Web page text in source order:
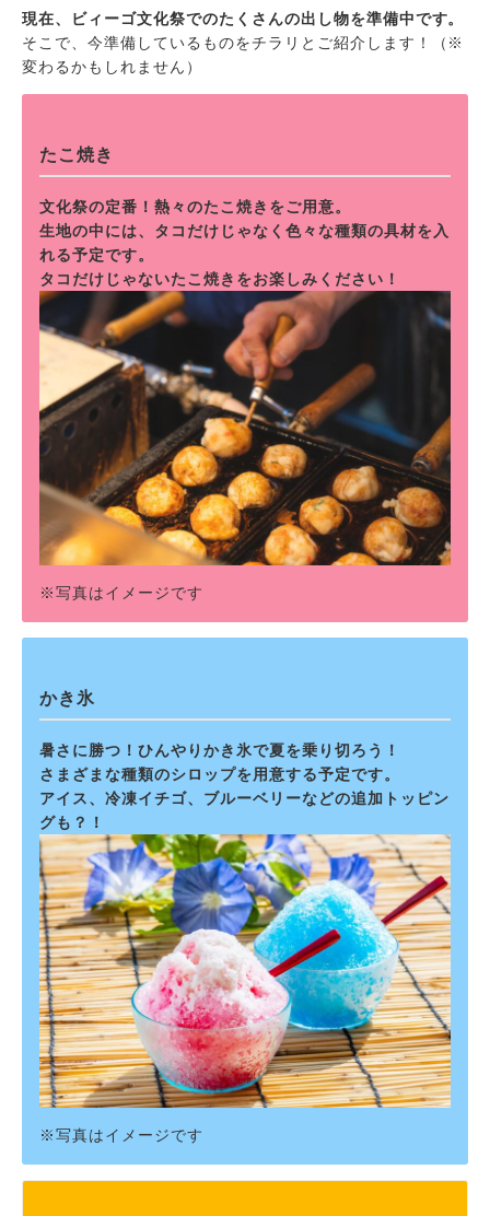
現在、ビィーゴ文化祭でのたくさんの出し物を準備中です。
そこで、今準備しているものをチラリとご紹介します！（※
変わるかもしれません）
たこ焼き
文化祭の定番！熱々のたこ焼きをご用意。
生地の中には、タコだけじゃなく色々な種類の具材を入
れる予定です。
タコだけじゃないたこ焼きをお楽しみください！
※写真はイメージです
かき氷
暑さに勝つ！ひんやりかき氷で夏を乗り切ろう！
さまざまな種類のシロップを用意する予定です。
アイス、冷凍イチゴ、ブルーベリーなどの追加トッピン
グも？！
※写真はイメージです